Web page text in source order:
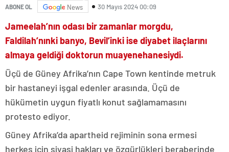
ABONE OL News 30 Mayıs 2024 00:09
Jameelah’nın odası bir zamanlar morgdu,
Faldilah’nınki banyo, Bevil’inki ise diyabet ilaçlarını
almaya geldiği doktorun muayenehanesiydi.
Üçü de Güney Afrika’nın Cape Town kentinde metruk
bir hastaneyi işgal edenler arasında. Üçü de
hükümetin uygun fiyatlı konut sağlamamasını
protesto ediyor.
Güney Afrika’da apartheid rejiminin sona ermesi
herkes için siyasi hakları ve özgürlükleri beraberinde